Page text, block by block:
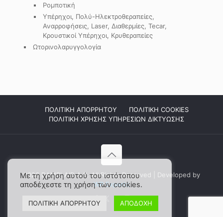
Ρομποτική
Υπέρηχοι, Πολύ-Ηλεκτροθεραπείες,
Αναρροφήσεις, Laser, Διαθερμίες, Tecar,
Κρουστικοί Υπέρηχοι, Κρυθεραπείες
Ωτορινολαρυγγολογία
ΠΟΛΙΤΙΚΗ ΑΠΟΡΡΗΤΟΥ
ΠΟΛΙΤΙΚΗ COOKIES
ΠΟΛΙΤΙΚΗ ΧΡΗΣΗΣ ΥΠΗΡΕΣΙΩΝ ΔΙΚΤΥΩΣΗΣ
2026 DAMPLAID Α.Ε. All Rights Reserved | Developed by
WP Experts
Με τη χρήση αυτού του ιστότοπου
αποδέχεστε τη χρήση των cookies.
ΠΟΛΙΤΙΚΗ ΑΠΟΡΡΗΤΟΥ ΑΠΟΔΟΧΗ